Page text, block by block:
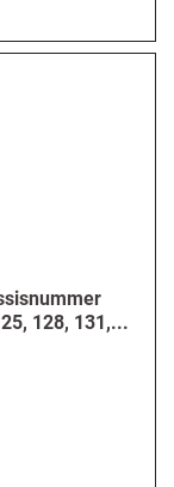
128, 131,...